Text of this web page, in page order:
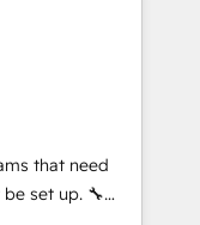
Somos
Latina e
cliente da
we contribute
incredible
our website,
that need
set up. 🔧